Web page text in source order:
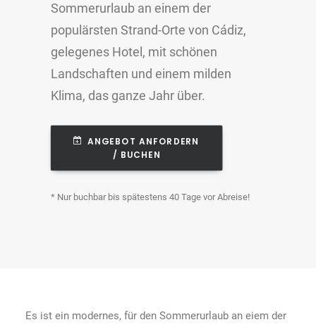
Sommerurlaub an einem der
populärsten Strand-Orte von Cádiz,
gelegenes Hotel, mit schönen
Landschaften und einem milden
Klima, das ganze Jahr über.
ANGEBOT ANFORDERN
/ BUCHEN
* Nur buchbar bis spätestens 40 Tage vor Abreise!
Es ist ein modernes, für den Sommerurlaub an eiem der